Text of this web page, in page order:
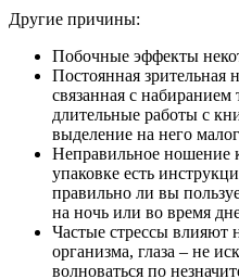
Другие причины:
Побочные эффекты
Постоянная зрительная
связанная с набиранием
длительные работы с
выделение на него
Неправильное ношение
упаковке есть
правильно ли вы
на ночь или во время
Частые стрессы влияют
организма, глаза – не
волноваться по